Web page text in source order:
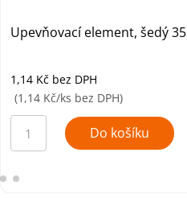
Upevňovací element, šedý 35
1,14 Kč bez DPH
(1,14 Kč/ks bez DPH)
Upevňovací
element,
šedý
35
Do košíku